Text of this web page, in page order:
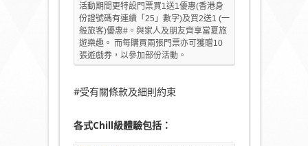
活動期間更特設門票買1送1優惠(香港身
份證號碼有連續「25」數字)及買2送1 (一
般旅客)優惠#。與家人及朋友齊享當夏旅
遊樂趣。 而每購買兩張門票亦可獲贈10
張遊戲券，以參加部份活動。
#受有關條款及細則約束
各式Chill級體驗包括：